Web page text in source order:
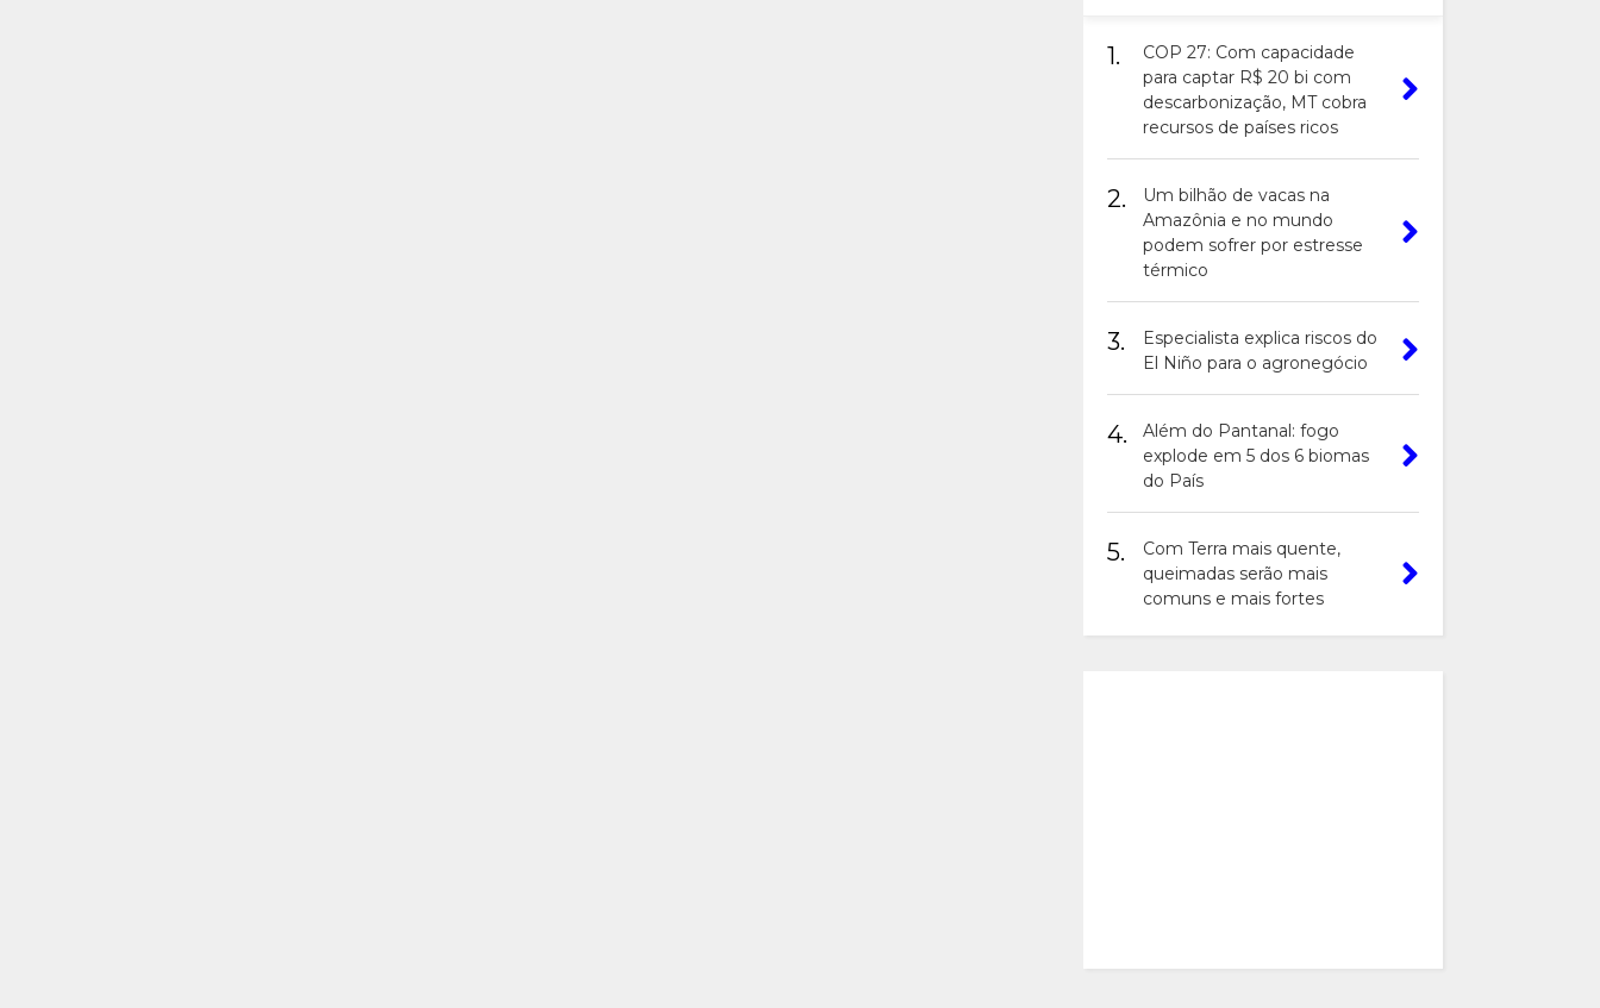
1.
COP 27: Com capacidade
para captar R$ 20 bi com
descarbonização, MT cobra
recursos de países ricos
2.
Um bilhão de vacas na
Amazônia e no mundo
podem sofrer por estresse
térmico
3.
Especialista explica riscos do
El Niño para o agronegócio
4.
Além do Pantanal: fogo
explode em 5 dos 6 biomas
do País
5.
Com Terra mais quente,
queimadas serão mais
comuns e mais fortes